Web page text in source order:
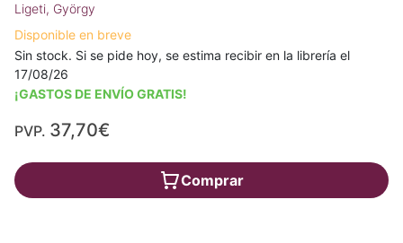
Ligeti, György
Disponible en breve
Sin stock. Si se pide hoy, se estima recibir en la librería el
17/08/26
¡GASTOS DE ENVÍO GRATIS!
PVP. 37,70€
Comprar